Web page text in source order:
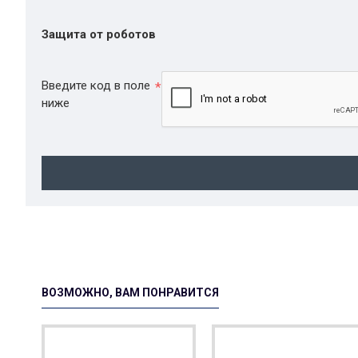
Защита от роботов
Введите код в поле
ниже
ВОЗМОЖНО, ВАМ ПОНРАВИТСЯ